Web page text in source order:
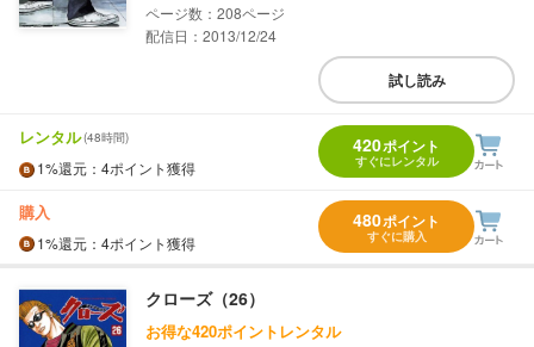
208
配信日：2013/12/24
試し読み
レンタル(48時間)
1%還元 ：4ポイント獲得
420ポイント
すぐにレンタル
購入
1%還元 ：4ポイント獲得
480ポイント
すぐに購入
クローズ（26）
お得な420ポイントレンタル